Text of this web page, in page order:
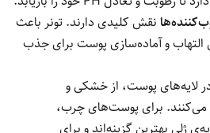
نقش کلیدی دارند. تونر باعث
و آماده‌سازی پوست برای جذب
لایه‌های پوست، از خشکی و
برای پوست‌های چرب،
ژلی بهترین گزینه‌اند و برای